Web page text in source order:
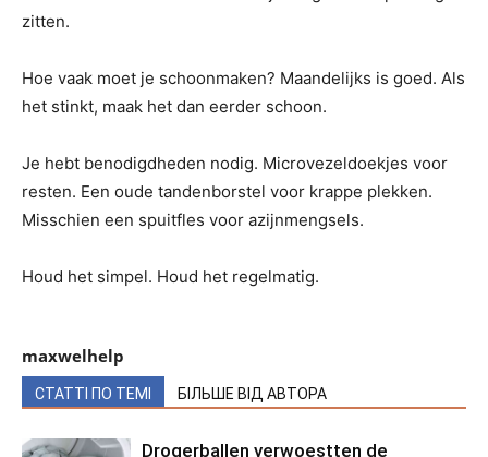
zitten.
Hoe vaak moet je schoonmaken? Maandelijks is goed. Als
het stinkt, maak het dan eerder schoon.
Je hebt benodigdheden nodig. Microvezeldoekjes voor
resten. Een oude tandenborstel voor krappe plekken.
Misschien een spuitfles voor azijnmengsels.
Houd het simpel. Houd het regelmatig.
maxwelhelp
СТАТТІ ПО ТЕМІ БІЛЬШЕ ВІД АВТОРА
Drogerballen verwoestten de